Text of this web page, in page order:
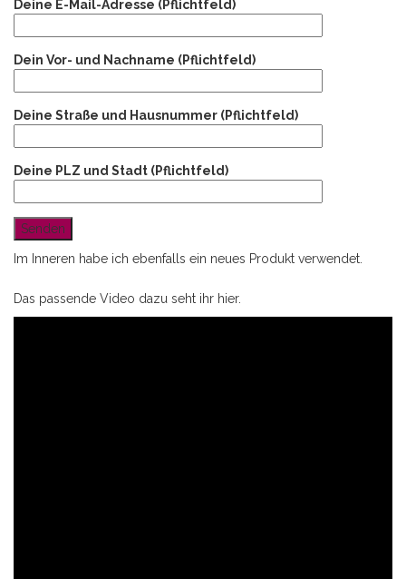
Deine E-Mail-Adresse (Pflichtfeld)
Dein Vor- und Nachname (Pflichtfeld)
Deine Straße und Hausnummer (Pflichtfeld)
Deine PLZ und Stadt (Pflichtfeld)
Im Inneren habe ich ebenfalls ein neues Produkt verwendet.
Das passende Video dazu seht ihr hier.